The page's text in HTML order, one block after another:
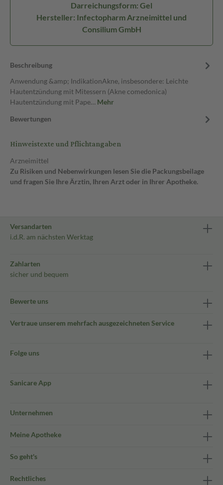
Darreichungsform: Gel
Hersteller: Infectopharm Arzneimittel und
Consilium GmbH
Beschreibung
Anwendung &amp; IndikationAkne, insbesondere: Leichte
Hautentzündung mit Mitessern (Akne comedonica)
Hautentzündung mit Pape… Mehr
Bewertungen
Hinweistexte und Pflichtangaben
Arzneimittel
Zu Risiken und Nebenwirkungen lesen Sie die Packungsbeilage
und fragen Sie Ihre Ärztin, Ihren Arzt oder in Ihrer Apotheke.
Versandarten
i.d.R. am nächsten Werktag
Zahlarten
sicher und bequem
Bewerte uns
Vertraue unserem mehrfach ausgezeichneten Service
Folge uns
Sanicare App
Unternehmen
Meine Apotheke
So geht's
Rechtliches